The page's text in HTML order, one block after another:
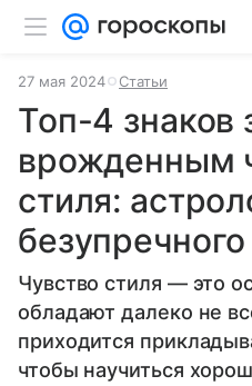
27 мая 2024 Статьи
Топ-4 знаков
врожденным
стиля:
безупречного
Чувство стиля — это
обладают далеко не
приходится
чтобы научиться